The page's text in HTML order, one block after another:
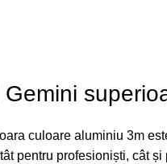
culoare aluminiu 3m
pentru profesioniști, cât